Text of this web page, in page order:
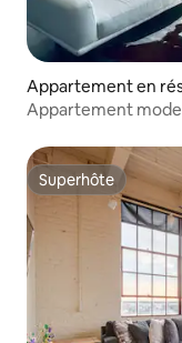
Appartement en
éans
Appartement
Superhôte
Superhôte